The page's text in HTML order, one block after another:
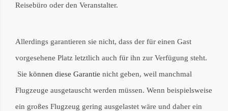
Reisebüro oder den Veranstalter.
Allerdings garantieren sie nicht, dass der für einen Gast
vorgesehene Platz letztlich auch für ihn zur Verfügung steht.
Sie können diese Garantie nicht geben, weil manchmal
Flugzeuge ausgetauscht werden müssen. Wenn beispielsweise
ein großes Flugzeug gering ausgelastet wäre und daher ein